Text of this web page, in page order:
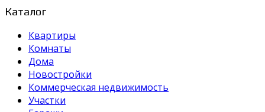
Каталог
Квартиры
Комнаты
Дома
Новостройки
Коммерческая недвижимость
Участки